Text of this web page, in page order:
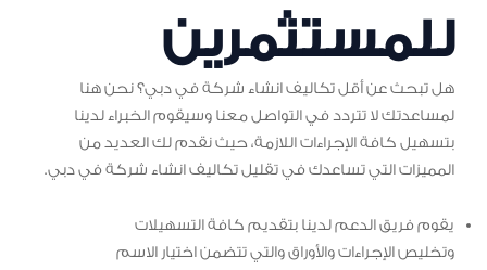
للمستثمرين
هل تبحث عن أقل تكاليف انشاء شركة في دبي؟ نحن هنا
لمساعدتك لا تتردد في التواصل معنا وسيقوم الخبراء لدينا
بتسهيل كافة الإجراءات اللازمة، حيث نقدم لك العديد من
المميزات التي تساعدك في تقليل تكاليف انشاء شركة في دبي.
يقوم فريق الدعم لدينا بتقديم كافة التسهيلات
وتخليص الإجراءات والأوراق والتي تتضمن اختيار الاسم